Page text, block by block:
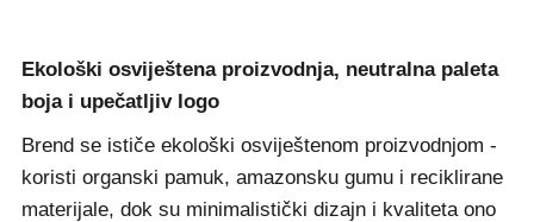
Ekološki osviještena proizvodnja, neutralna paleta
boja i upečatljiv logo
Brend se ističe ekološki osviještenom proizvodnjom -
koristi organski pamuk, amazonsku gumu i reciklirane
materijale, dok su minimalistički dizajn i kvaliteta ono